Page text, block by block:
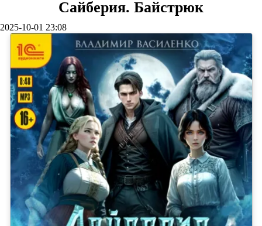
Сайберия. Байстрюк
2025-10-01 23:08